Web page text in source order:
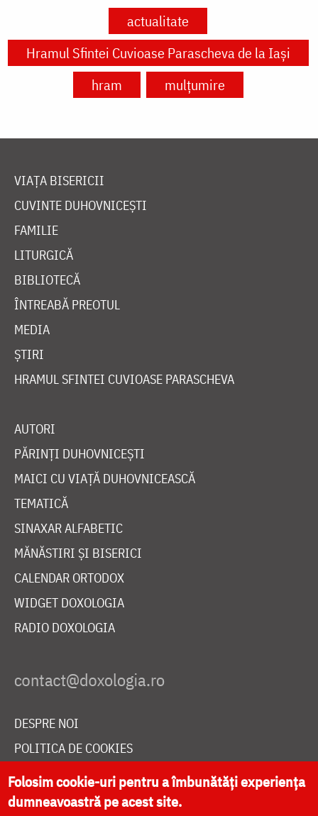
actualitate
Hramul Sfintei Cuvioase Parascheva de la Iași
hram
mulțumire
VIAȚA BISERICII
CUVINTE DUHOVNICEȘTI
FAMILIE
LITURGICĂ
BIBLIOTECĂ
ÎNTREABĂ PREOTUL
MEDIA
ȘTIRI
HRAMUL SFINTEI CUVIOASE PARASCHEVA
AUTORI
PĂRINȚI DUHOVNICEȘTI
MAICI CU VIAȚĂ DUHOVNICEASCĂ
TEMATICĂ
SINAXAR ALFABETIC
MĂNĂSTIRI ȘI BISERICI
CALENDAR ORTODOX
WIDGET DOXOLOGIA
RADIO DOXOLOGIA
DESPRE NOI
POLITICA DE COOKIES
DONEAZĂ ONLINE PENTRU CATEDRALA NAȚIONALĂ
Folosim cookie-uri pentru a îmbunătăți experiența
dumneavoastră pe acest site.